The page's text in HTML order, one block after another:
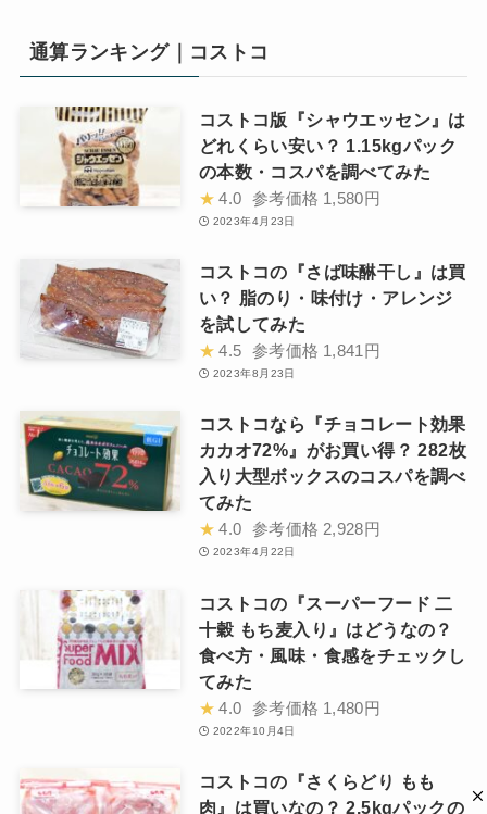
通算ランキング｜コストコ
コストコ版『シャウエッセン』は
どれくらい安い？ 1.15kgパック
の本数・コスパを調べてみた
★ 4.0 参考価格 1,580円
2023年4月23日
コストコの『さば味醂干し』は買
い？ 脂のり・味付け・アレンジ
を試してみた
★ 4.5 参考価格 1,841円
2023年8月23日
コストコなら『チョコレート効果
カカオ72%』がお買い得？ 282枚
入り大型ボックスのコスパを調べ
てみた
★ 4.0 参考価格 2,928円
2023年4月22日
コストコの『スーパーフード 二
十穀 もち麦入り』はどうなの？
食べ方・風味・食感をチェックし
てみた
★ 4.0 参考価格 1,480円
2022年10月4日
コストコの『さくらどり もも
肉』は買いなの？ 2.5kgパックの